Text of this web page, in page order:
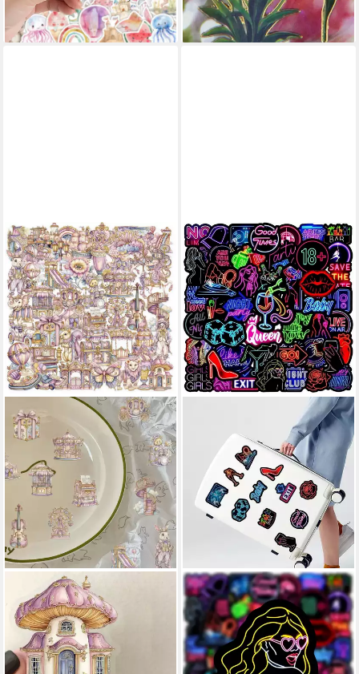
LUXUSKOLLEKTION
Aufkleber Aufkleber 50 Stück
Auto Laptop Skateboard
Fahrrad Vergnügungspark
30,95 €
LUXUSKOLLEKTION
Aufkleber Aufkleber Neon 50
Stück Auto Laptop
Skateboard Nachtclub
30,95 €